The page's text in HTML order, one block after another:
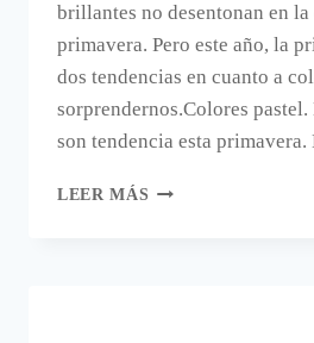
brillantes no desentonan en
primavera. Pero este año, la
dos tendencias en cuanto a
sorprendernos.Colores
son tendencia esta
LEER MÁS DOS